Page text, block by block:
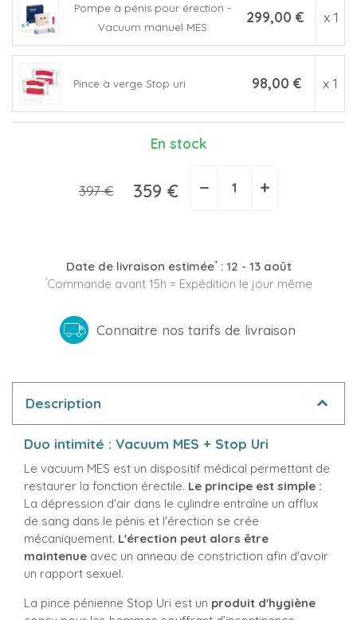
(2 avis)
Pompe à pénis pour érection -
Vacuum manuel MES
299,00 € x 1
Pince à verge Stop uri 98,00 € x 1
En stock
397 € 359 € − +
Date de livraison estimée*: 12 - 13 août
*Commande avant 15h = Expédition le jour même
Connaitre nos tarifs de livraison
Description
Duo intimité : Vacuum MES + Stop Uri
Le vacuum MES est un dispositif médical permettant de
restaurer la fonction érectile. Le principe est simple :
La dépression d'air dans le cylindre entraîne un afflux
de sang dans le pénis et l'érection se crée
mécaniquement. L'érection peut alors être
maintenue avec un anneau de constriction afin d'avoir
un rapport sexuel.
La pince pénienne Stop Uri est un produit d'hygiène